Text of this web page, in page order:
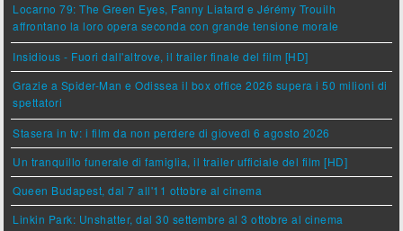
Locarno 79: The Green Eyes, Fanny Liatard e Jérémy Trouilh
affrontano la loro opera seconda con grande tensione morale
Insidious - Fuori dall'altrove, il trailer finale del film [HD]
Grazie a Spider-Man e Odissea il box office 2026 supera i 50 milioni di
spettatori
Stasera in tv: i film da non perdere di giovedì 6 agosto 2026
Un tranquillo funerale di famiglia, il trailer ufficiale del film [HD]
Queen Budapest, dal 7 all'11 ottobre al cinema
Linkin Park: Unshatter, dal 30 settembre al 3 ottobre al cinema